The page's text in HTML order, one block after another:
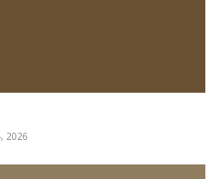
2026